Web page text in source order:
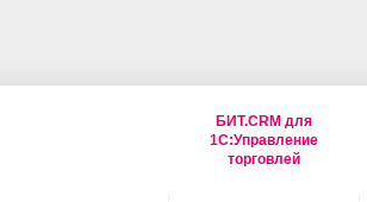
БИТ.CRM для
1С:Управление
торговлей